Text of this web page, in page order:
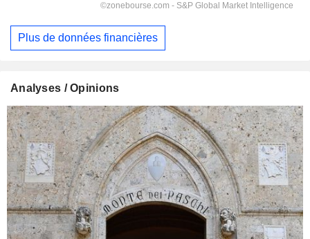
Plus de données financières
Analyses / Opinions